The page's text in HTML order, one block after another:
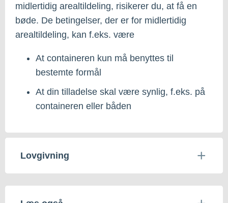
midlertidig arealtildeling, risikerer du, at få en
bøde. De betingelser, der er for midlertidig
arealtildeling, kan f.eks. være
At containeren kun må benyttes til
bestemte formål
At din tilladelse skal være synlig, f.eks. på
containeren eller båden
Lovgivning